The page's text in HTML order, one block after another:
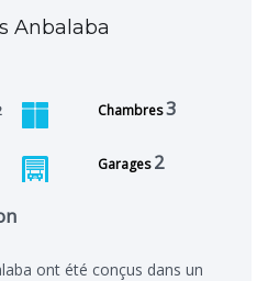
Anbalaba
Chambres3
Garages 2
ont été conçus dans un